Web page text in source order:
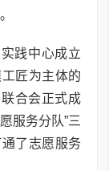
践中心成立
匠为主体的
合会正式成
服务分队”三
了志愿服务